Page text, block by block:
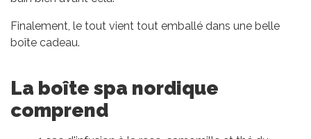
Finalement, le tout vient tout emballé dans une belle
boîte cadeau.
La boîte spa nordique
comprend